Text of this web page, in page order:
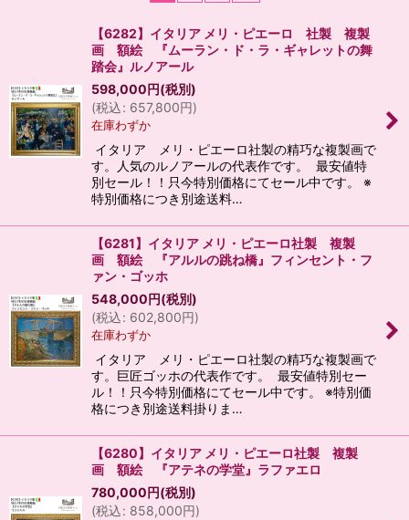
絞り込む
【6282】イタリア メリ・ピエーロ 社製 複製
画 額絵 『ムーラン・ド・ラ・ギャレットの舞
踏会』ルノアール
598,000円(税別)
(税込: 657,800円)
在庫わずか
イタリア メリ・ピエーロ社製の精巧な複製画で
す。人気のルノアールの代表作です。 最安値特
別セール！！只今特別価格にてセール中です。 ※
特別価格につき別途送料…
【6281】イタリア メリ・ピエーロ社製 複製
画 額絵 『アルルの跳ね橋』フィンセント・フ
ァン・ゴッホ
548,000円(税別)
(税込: 602,800円)
在庫わずか
イタリア メリ・ピエーロ社製の精巧な複製画で
す。巨匠ゴッホの代表作です。 最安値特別セー
ル！！只今特別価格にてセール中です。 ※特別価
格につき別途送料掛りま…
【6280】イタリア メリ・ピエーロ社製 複製
画 額絵 『アテネの学堂』ラファエロ
780,000円(税別)
(税込: 858,000円)